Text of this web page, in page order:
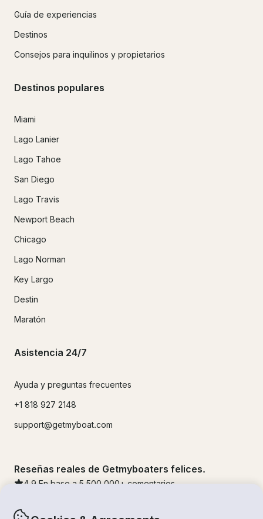
Guía de experiencias
Destinos
Consejos para inquilinos y propietarios
Destinos populares
Miami
Lago Lanier
Lago Tahoe
San Diego
Lago Travis
Newport Beach
Chicago
Lago Norman
Key Largo
Destin
Maratón
Asistencia 24/7
Ayuda y preguntas frecuentes
+1 818 927 2148
support@getmyboat.com
Reseñas reales de Getmyboaters felices.
4.9 En base a 5 500,000 + comentarios